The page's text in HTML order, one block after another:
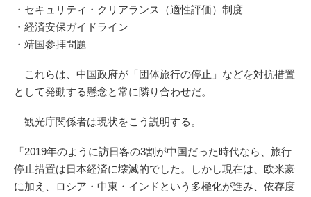
・セキュリティ・クリアランス（適性評価）制度
・経済安保ガイドライン
・靖国参拝問題
これらは、中国政府が「団体旅行の停止」などを対抗措置
として発動する懸念と常に隣り合わせだ。
観光庁関係者は現状をこう説明する。
「2019年のように訪日客の3割が中国だった時代なら、旅行
停止措置は日本経済に壊滅的でした。しかし現在は、欧米豪
に加え、ロシア・中東・インドという多極化が進み、依存度